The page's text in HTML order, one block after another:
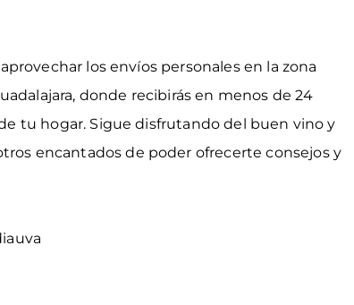
los envíos personales en la zona
donde recibirás en menos de 24
tu hogar. Sigue disfrutando del buen vino y
encantados de poder ofrecerte consejos y